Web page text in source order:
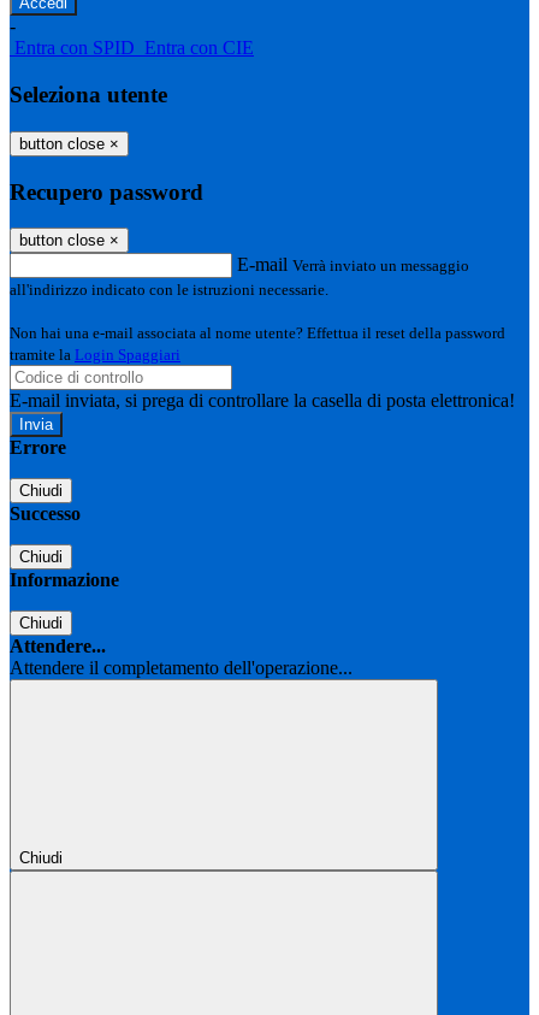
-
Entra con SPID Entra con CIE
Seleziona utente
button close ×
Recupero password
button close ×
E-mail Verrà inviato un messaggio
all'indirizzo indicato con le istruzioni necessarie.
Non hai una e-mail associata al nome utente? Effettua il reset della password
tramite la Login Spaggiari
E-mail inviata, si prega di controllare la casella di posta elettronica!
Errore
Chiudi
Successo
Chiudi
Informazione
Chiudi
Attendere...
Attendere il completamento dell'operazione...
Chiudi